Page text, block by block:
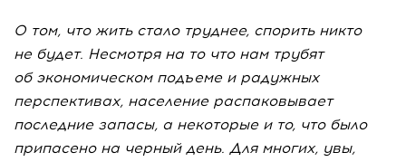
О том, что жить стало труднее, спорить никто
не будет. Несмотря на то что нам трубят
об экономическом подъеме и радужных
перспективах, население распаковывает
последние запасы, а некоторые и то, что было
припасено на черный день. Для многих, увы,